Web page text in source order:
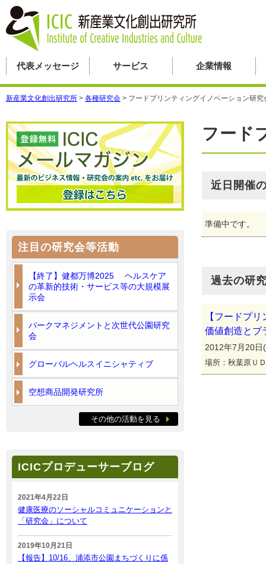
代表メッセージ サービス 企業情報
新産業文化創出研究所 > 各種研究会 > フードプリンティングイノベーション研究
フード
近日開催
準備中です。
過去の研
【フードプ
価値創造とブ
2012年7月20
場所：秋葉原Ｕ
注目の研究会等活動
【終了】健都万博2025 ヘルスケア
の革新的技術・サービス等の大規模展
示会
パークマネジメントと次世代公園研究
会
グローバルヘルスイニシャティブ
空想商品開発研究所
その他の活動を見る
ICICプロデューサーブログ
2021年4月22日
健康医療のソーシャルコミュニケーションと
「研究会」について
2019年10月21日
【報告】10/16、浦添市公園まちづくりに係